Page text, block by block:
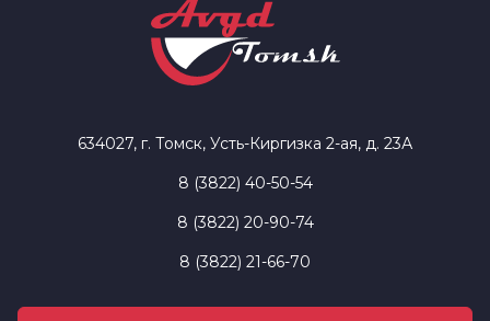
634027, г. Томск, Усть-Киргизка 2-ая, д. 23А
8 (3822) 40-50-54
8 (3822) 20-90-74
8 (3822) 21-66-70